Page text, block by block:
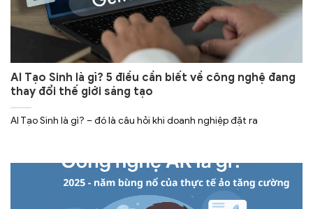
AI Tạo Sinh là gì? 5 điều cần biết về công nghệ đang
thay đổi thế giới sáng tạo
AI Tạo Sinh là gì? – đó là câu hỏi khi doanh nghiệp đặt ra